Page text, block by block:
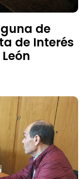
de
de Interés